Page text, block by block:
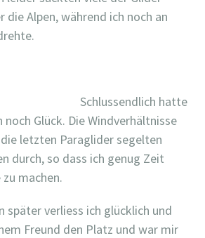
die Alpen, während ich noch an
Schlussendlich hatte
noch Glück. Die Windverhältnisse
letzten Paraglider segelten
durch, so dass ich genug Zeit
machen.
später verliess ich glücklich und
Freund den Platz und war mir